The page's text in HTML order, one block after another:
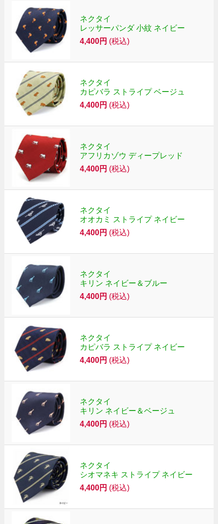
ネクタイ
レッサーパンダ 小紋 ネイビー
4,400円 (税込)
ネクタイ
カピバラ ストライプ ベージュ
4,400円 (税込)
ネクタイ
アフリカゾウ ディープレッド
4,400円 (税込)
ネクタイ
オオカミ ストライプ ネイビー
4,400円 (税込)
ネクタイ
キリン ネイビー＆ブルー
4,400円 (税込)
ネクタイ
カピバラ ストライプ ネイビー
4,400円 (税込)
ネクタイ
キリン ネイビー＆ベージュ
4,400円 (税込)
ネクタイ
シオマネキ ストライプ ネイビー
4,400円 (税込)